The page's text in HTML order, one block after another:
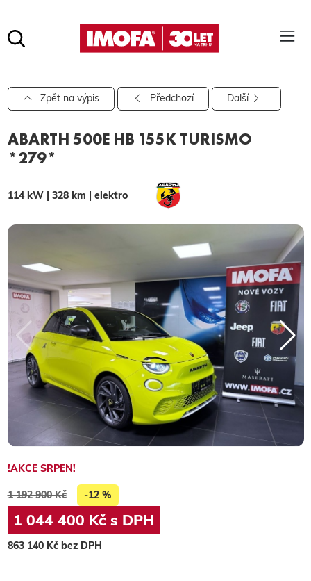
hledat
Pro vyhledávání zadejte alespoň 3 znaky.
Zpět na výpis Předchozí Další
ABARTH 500E HB 155K TURISMO
*279*
114 kW | 328 km | elektro
!AKCE SRPEN!
1 192 900 Kč -12 %
1 044 400 Kč s DPH
863 140 Kč bez DPH